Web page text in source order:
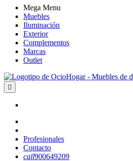
Mega Menu
Muebles
Iluminación
Exterior
Complementos
Marcas
Outlet

Profesionales
Contacto
call900649209